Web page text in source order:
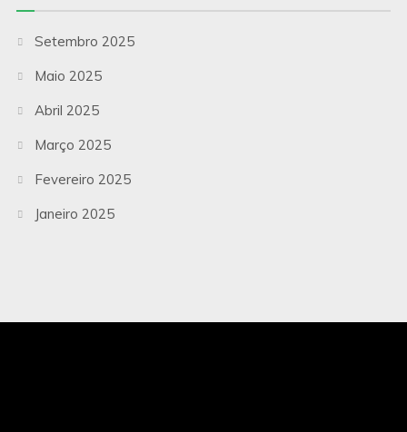
Setembro 2025
Maio 2025
Abril 2025
Março 2025
Fevereiro 2025
Janeiro 2025